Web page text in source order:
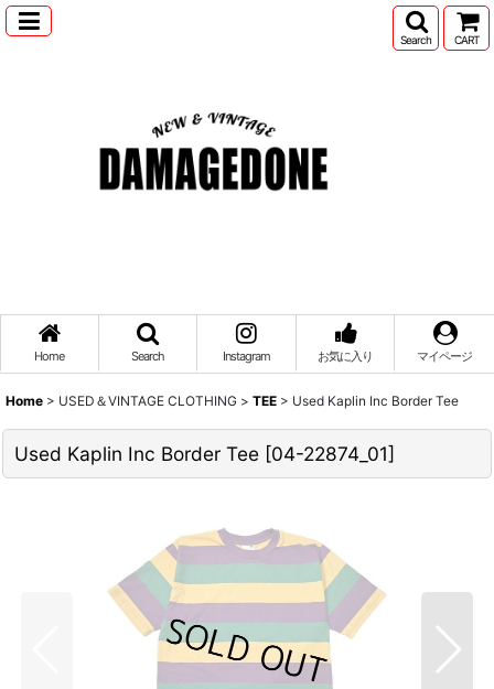
Search CART
Home Search Instagram お気に入り マイページ
Home > USED＆VINTAGE CLOTHING > TEE > Used Kaplin Inc Border Tee
Used Kaplin Inc Border Tee [04-22874_01]